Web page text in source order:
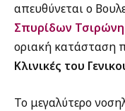
απευθύνεται ο
Σπυρίδων
οριακή κατάσταση
Κλινικές του
Το μεγαλύτερο